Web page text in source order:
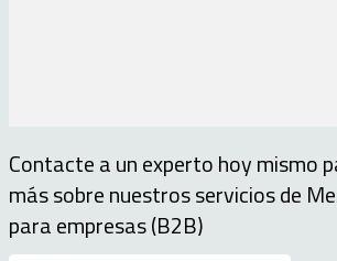
Contacte a un experto hoy mismo
más sobre nuestros servicios de
para empresas (B2B)